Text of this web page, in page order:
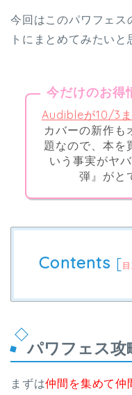
今回はこのパワフェス
トにまとめてみたいと
今だけのお得
Audibleが10/3ま
カバーの新作も
題なので、本を
いう事実がヤ
弾』がと
Contents [
パワフェス攻
まずは仲間を集めて仲